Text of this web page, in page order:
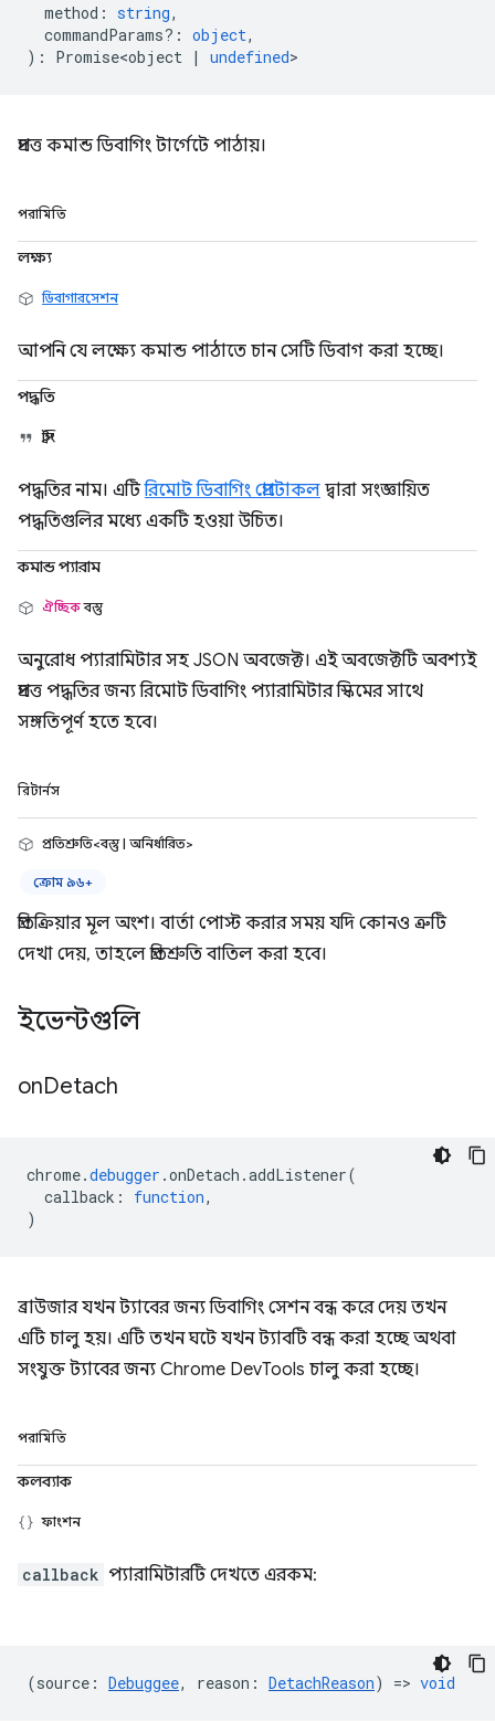
method : string,
commandParams? : object,
) : Promise<object | undefined>
প্রদত্ত কমান্ড ডিবাগিং টার্গেটে পাঠায়।
পরামিতি
লক্ষ্য
ডিবাগারসেশন
আপনি যে লক্ষ্যে কমান্ড পাঠাতে চান সেটি ডিবাগ করা হচ্ছে।
পদ্ধতি
স্ট্রিং
পদ্ধতির নাম। এটিরিমোট ডিবাগিং প্রোটোকল দ্বারা সংজ্ঞায়িত
পদ্ধতিগুলির মধ্যে একটি হওয়া উচিত।
কমান্ড প্যারাম
ঐচ্ছিকবস্তু
অনুরোধ প্যারামিটার সহ JSON অবজেক্ট। এই অবজেক্টটি অবশ্যই
প্রদত্ত পদ্ধতির জন্য রিমোট ডিবাগিং প্যারামিটার স্কিমের সাথে
সঙ্গতিপূর্ণ হতে হবে।
রিটার্নস
প্রতিশ্রুতি<বস্তু | অনির্ধারিত>
ক্রোম ৯৬+
প্রতিক্রিয়ার মূল অংশ। বার্তা পোস্ট করার সময় যদি কোনও ত্রুটি
দেখা দেয়, তাহলে প্রতিশ্রুতি বাতিল করা হবে।
ইভেন্টগুলি
onDetach
chrome.debugger .onDetach .addListener(
callback : function,
)
ব্রাউজার যখন ট্যাবের জন্য ডিবাগিং সেশন বন্ধ করে দেয় তখন
এটি চালু হয়। এটি তখন ঘটে যখন ট্যাবটি বন্ধ করা হচ্ছে অথবা
সংযুক্ত ট্যাবের জন্য Chrome DevTools চালু করা হচ্ছে।
পরামিতি
কলব্যাক
ফাংশন
callback প্যারামিটারটি দেখতে এরকম:
(source : Debuggee, reason : DetachReason) => void